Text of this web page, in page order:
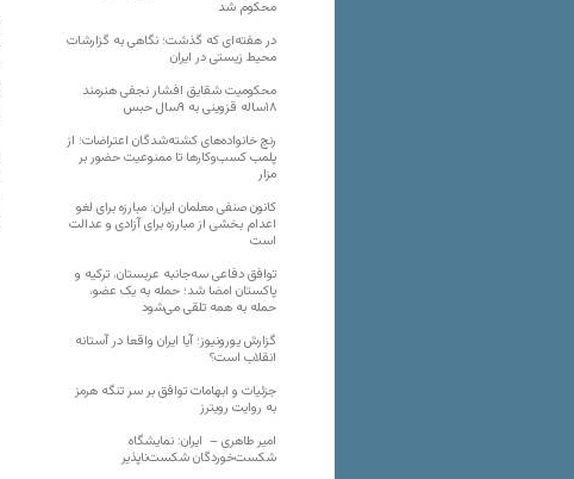
محکوم شد
در هفته‌ای که گذشت؛ نگاهی به گزارشات
محیط زیستی در ایران
محکومیت شقایق افشار نجفی هنرمند
۱۸ساله قزوینی به ۹سال حبس
رنج خانواده‌های کشته‌شدگان اعتراضات؛ از
پلمب کسب‌وکارها تا ممنوعیت حضور بر
مزار
کانون صنفی معلمان ایران: مبارزه برای لغو
اعدام بخشی از مبارزه برای آزادی و عدالت
است
توافق دفاعی سه‌جانبه عربستان، ترکیه و
پاکستان امضا شد؛ حمله به یک عضو،
حمله به همه تلقی می‌شود
گزارش یورونیوز؛ آیا ایران واقعا در آستانه
انقلاب است؟
جزئیات و ابهامات توافق بر سر تنگه هرمز
به روایت رویترز
امیر طاهری – ایران: نمایشگاه
شکست‌خوردگان شکست‌ناپذیر